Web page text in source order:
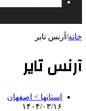
خانه/ آرنس تایر
آرنس تایر
استانها > اصفهان
۱۴۰۴/۰۳/۱۶